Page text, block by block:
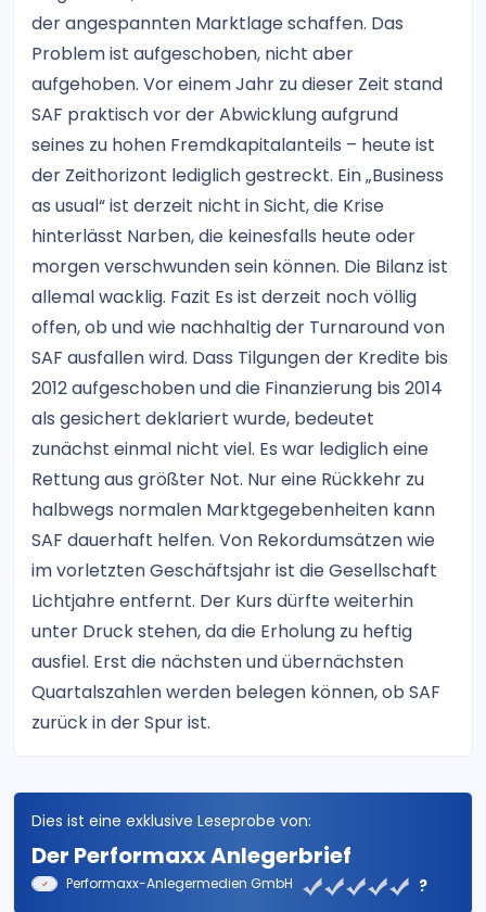
der angespannten Marktlage schaffen. Das
Problem ist aufgeschoben, nicht aber
aufgehoben. Vor einem Jahr zu dieser Zeit stand
SAF praktisch vor der Abwicklung aufgrund
seines zu hohen Fremdkapitalanteils – heute ist
der Zeithorizont lediglich gestreckt. Ein „Business
as usual“ ist derzeit nicht in Sicht, die Krise
hinterlässt Narben, die keinesfalls heute oder
morgen verschwunden sein können. Die Bilanz ist
allemal wacklig. Fazit Es ist derzeit noch völlig
offen, ob und wie nachhaltig der Turnaround von
SAF ausfallen wird. Dass Tilgungen der Kredite bis
2012 aufgeschoben und die Finanzierung bis 2014
als gesichert deklariert wurde, bedeutet
zunächst einmal nicht viel. Es war lediglich eine
Rettung aus größter Not. Nur eine Rückkehr zu
halbwegs normalen Marktgegebenheiten kann
SAF dauerhaft helfen. Von Rekordumsätzen wie
im vorletzten Geschäftsjahr ist die Gesellschaft
Lichtjahre entfernt. Der Kurs dürfte weiterhin
unter Druck stehen, da die Erholung zu heftig
ausfiel. Erst die nächsten und übernächsten
Quartalszahlen werden belegen können, ob SAF
zurück in der Spur ist.
Dies ist eine exklusive Leseprobe von:
Der Performaxx Anlegerbrief
Performaxx-Anlegermedien GmbH ?